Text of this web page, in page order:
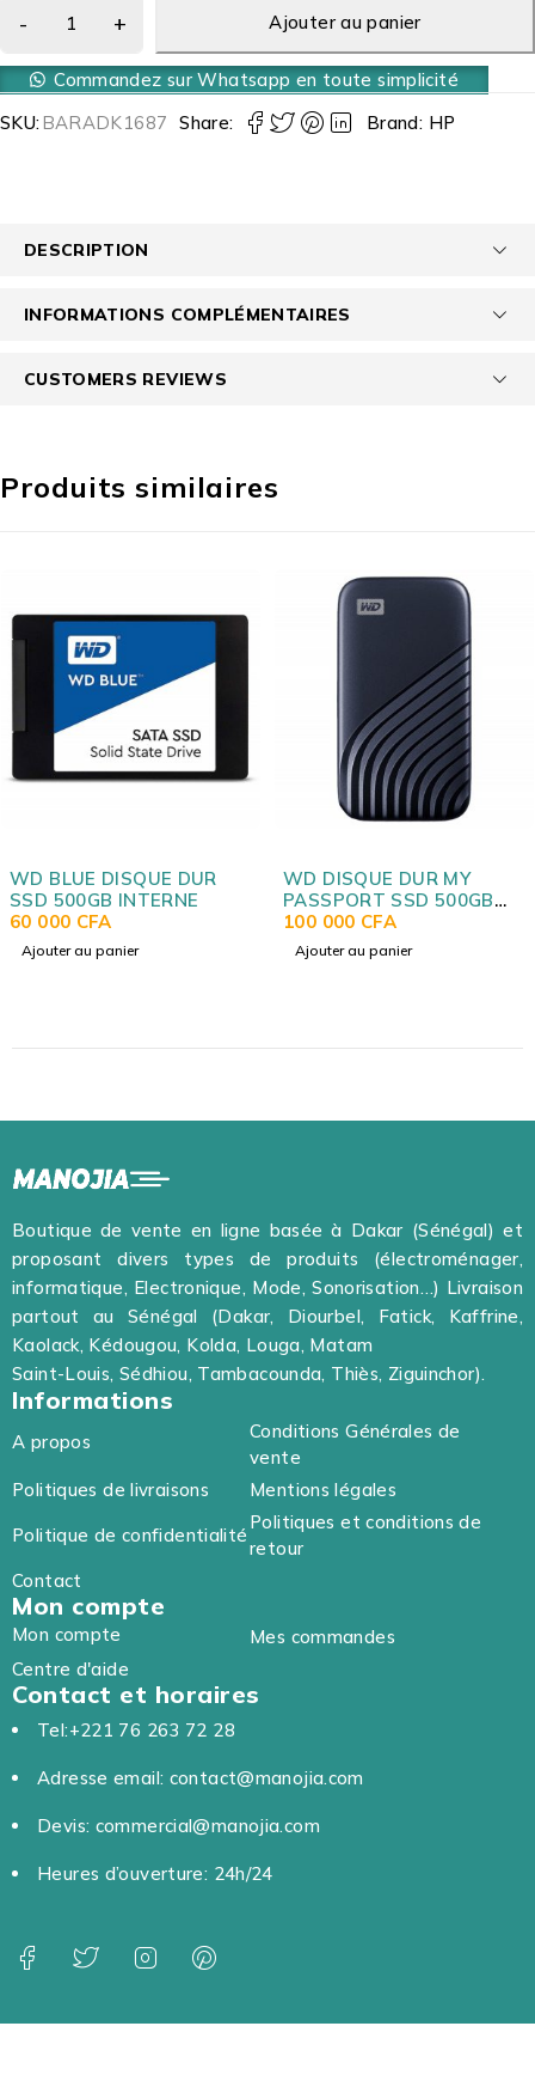
Ajouter au panier
Commandez sur Whatsapp en toute simplicité
SKU:BARADK1687 Share: Brand: HP
DESCRIPTION
INFORMATIONS COMPLÉMENTAIRES
CUSTOMERS REVIEWS
Produits similaires
DUR
WD DISQUE DUR MY
PASSPORT SSD 500GB
EXTERNE/WDBAGF5000A
WD MY
DISQUE
Boutique de vente en ligne basée à Dakar (Sénégal) et
proposant divers types de produits (électroménager,
informatique, Electronique, Mode, Sonorisation…) Livraison
partout au Sénégal (Dakar, Diourbel, Fatick, Kaffrine,
Kaolack, Kédougou, Kolda, Louga, Matam
Saint-Louis, Sédhiou, Tambacounda, Thiès, Ziguinchor).
Informations
A propos
Conditions Générales de
vente
Politiques de livraisons
Mentions légales
Politique de confidentialité
Politiques et conditions de
retour
Contact
Mon compte
Mon compte
Mes commandes
Centre d'aide
Contact et horaires
Tel:+221 76 263 72 28
Adresse email: contact@manojia.com
Devis: commercial@manojia.com
Heures d’ouverture: 24h/24